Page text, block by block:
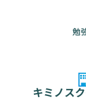
勉
キミノス